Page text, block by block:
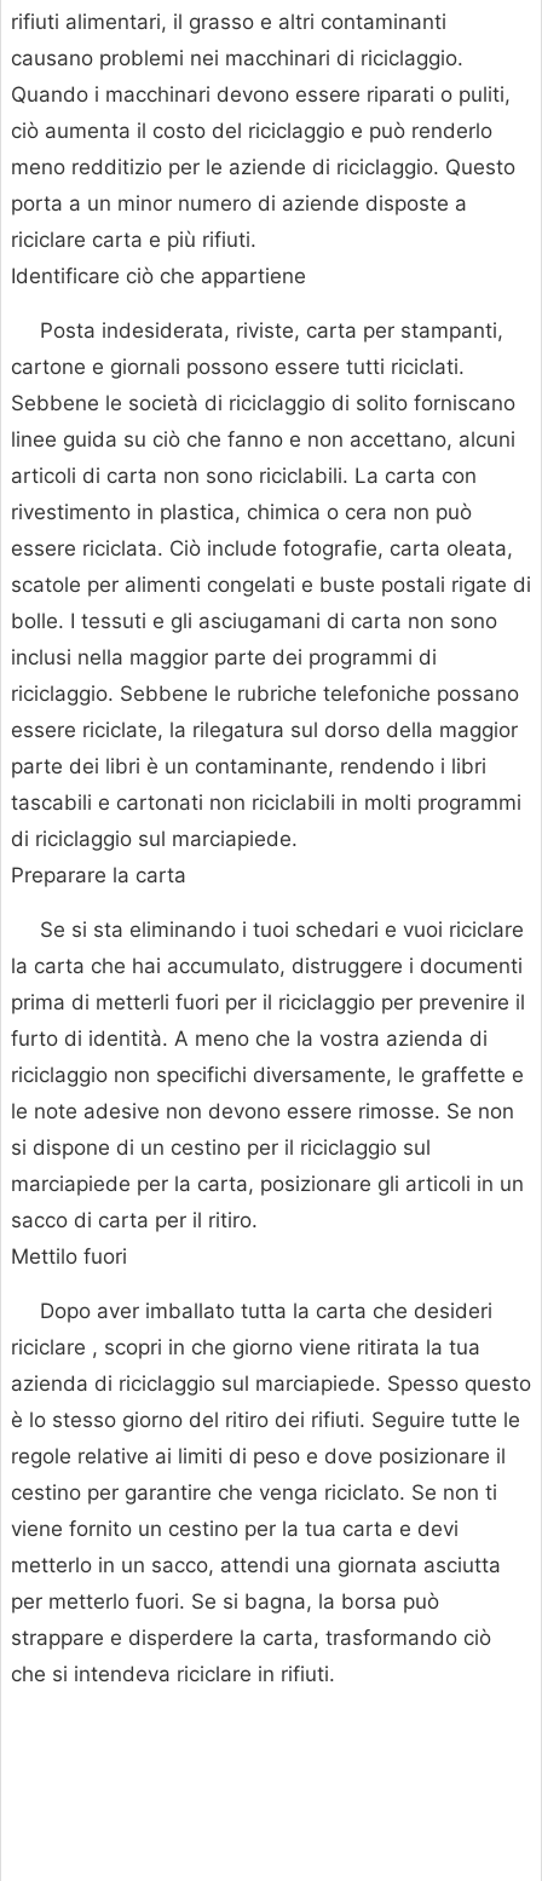
rifiuti alimentari, il grasso e altri contaminanti
causano problemi nei macchinari di riciclaggio.
Quando i macchinari devono essere riparati o puliti,
ciò aumenta il costo del riciclaggio e può renderlo
meno redditizio per le aziende di riciclaggio. Questo
porta a un minor numero di aziende disposte a
riciclare carta e più rifiuti.
Identificare ciò che appartiene
Posta indesiderata, riviste, carta per stampanti,
cartone e giornali possono essere tutti riciclati.
Sebbene le società di riciclaggio di solito forniscano
linee guida su ciò che fanno e non accettano, alcuni
articoli di carta non sono riciclabili. La carta con
rivestimento in plastica, chimica o cera non può
essere riciclata. Ciò include fotografie, carta oleata,
scatole per alimenti congelati e buste postali rigate di
bolle. I tessuti e gli asciugamani di carta non sono
inclusi nella maggior parte dei programmi di
riciclaggio. Sebbene le rubriche telefoniche possano
essere riciclate, la rilegatura sul dorso della maggior
parte dei libri è un contaminante, rendendo i libri
tascabili e cartonati non riciclabili in molti programmi
di riciclaggio sul marciapiede.
Preparare la carta
Se si sta eliminando i tuoi schedari e vuoi riciclare
la carta che hai accumulato, distruggere i documenti
prima di metterli fuori per il riciclaggio per prevenire il
furto di identità. A meno che la vostra azienda di
riciclaggio non specifichi diversamente, le graffette e
le note adesive non devono essere rimosse. Se non
si dispone di un cestino per il riciclaggio sul
marciapiede per la carta, posizionare gli articoli in un
sacco di carta per il ritiro.
Mettilo fuori
Dopo aver imballato tutta la carta che desideri
riciclare , scopri in che giorno viene ritirata la tua
azienda di riciclaggio sul marciapiede. Spesso questo
è lo stesso giorno del ritiro dei rifiuti. Seguire tutte le
regole relative ai limiti di peso e dove posizionare il
cestino per garantire che venga riciclato. Se non ti
viene fornito un cestino per la tua carta e devi
metterlo in un sacco, attendi una giornata asciutta
per metterlo fuori. Se si bagna, la borsa può
strappare e disperdere la carta, trasformando ciò
che si intendeva riciclare in rifiuti.